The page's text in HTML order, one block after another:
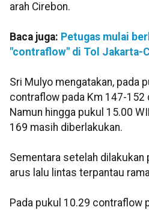
arah Cirebon.
Baca juga: Petugas mulai
"contraflow" di Tol Jakarta-
Sri Mulyo mengatakan, pada
contraflow pada Km 147-152
Namun hingga pukul 15.00
169 masih diberlakukan.
Sementara setelah dilakukan
arus lalu lintas terpantau
Pada pukul 10.29 contraflow